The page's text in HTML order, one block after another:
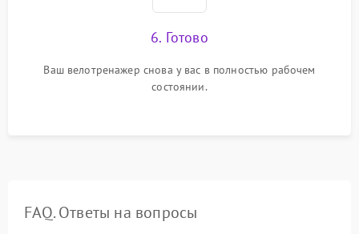
6. Готово
Ваш велотренажер снова у вас в полностью рабочем
состоянии.
FAQ. Ответы на вопросы